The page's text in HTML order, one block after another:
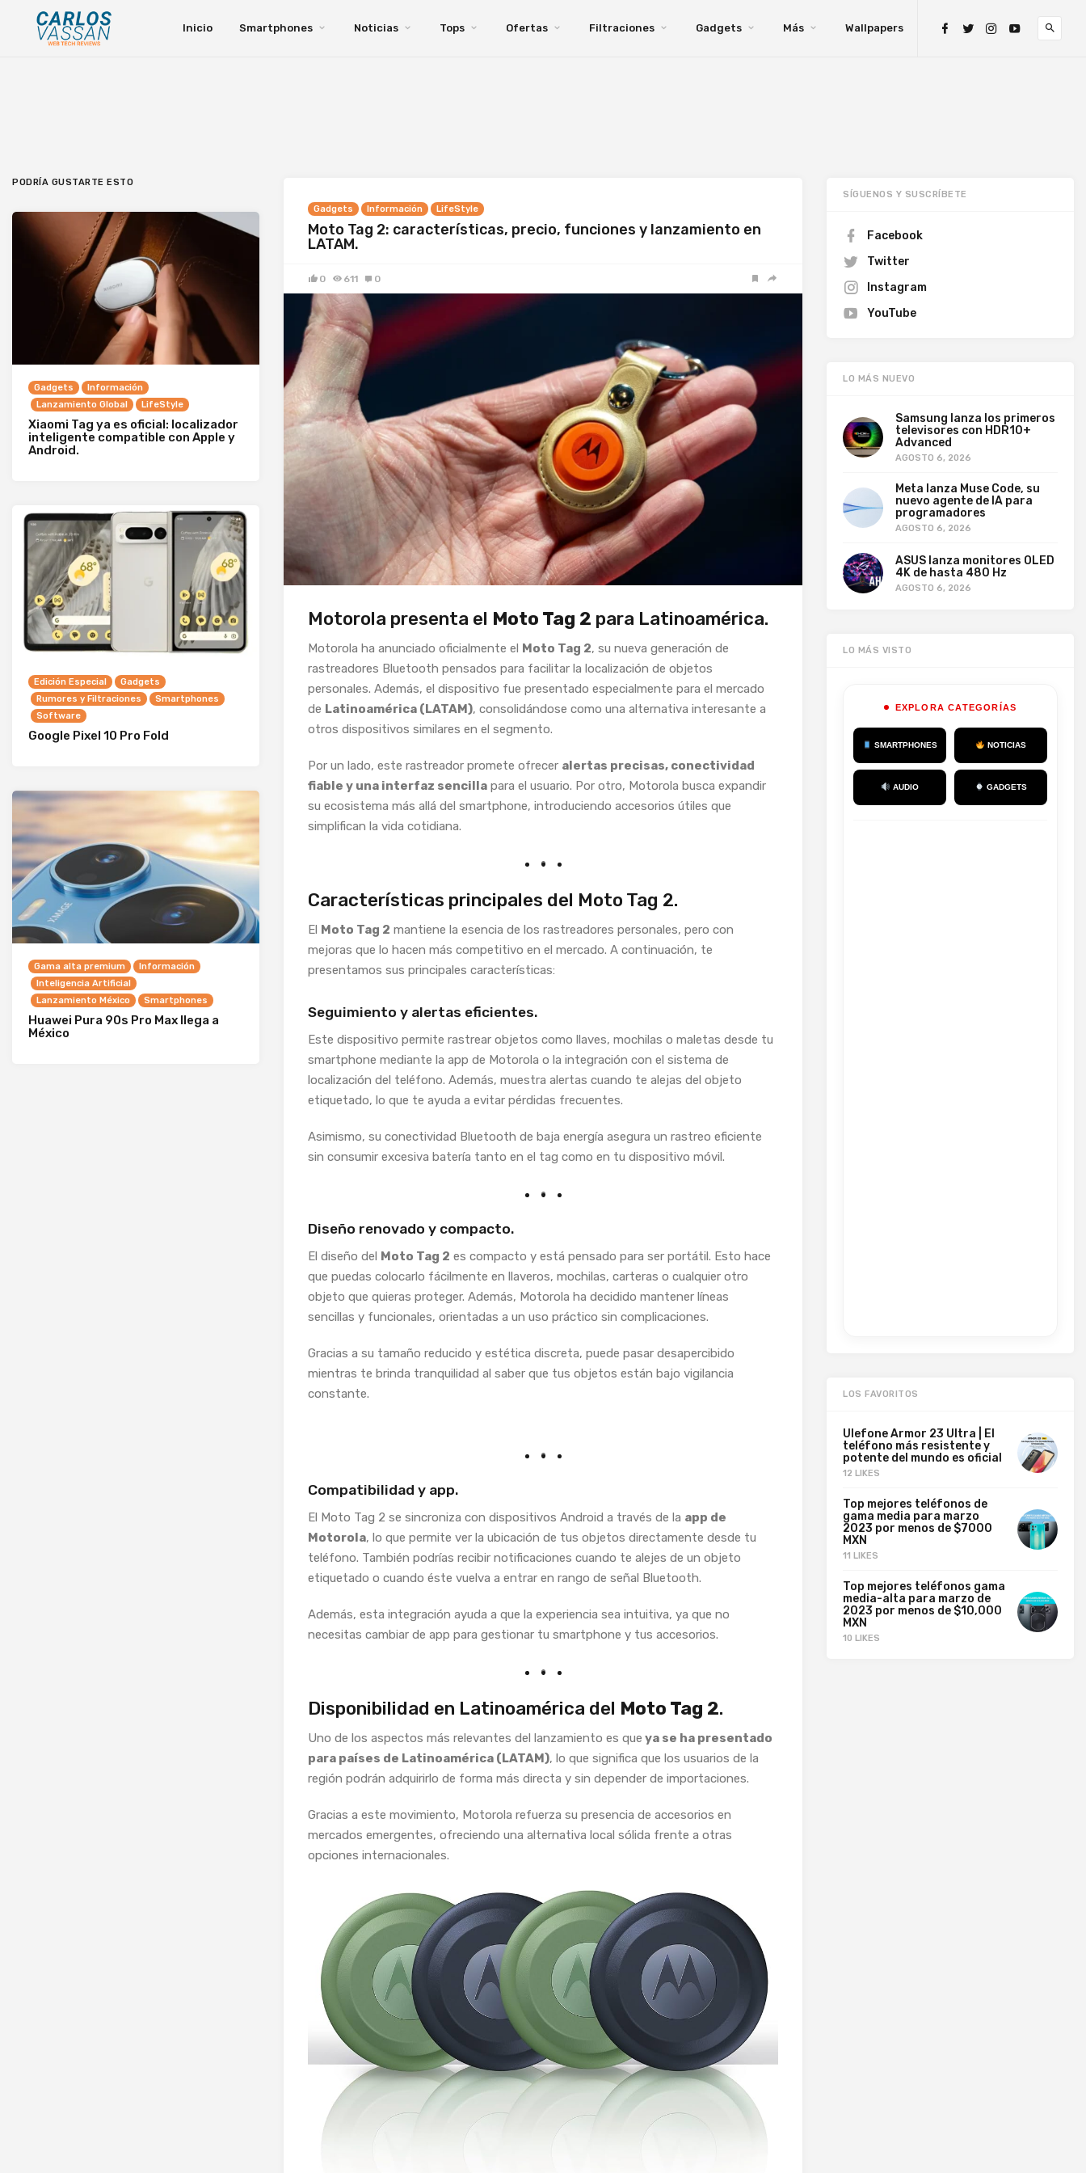
Inicio Smartphones Noticias Tops Ofertas Filtraciones Gadgets Más Wallpapers
Gadgets Información LifeStyle
Moto Tag 2: características, precio, funciones y lanzamiento en
LATAM.
0 611 0
Motorola presenta el Moto Tag 2 para Latinoamérica.
Motorola ha anunciado oficialmente el Moto Tag 2, su nueva generación de
rastreadores Bluetooth pensados para facilitar la localización de objetos
personales. Además, el dispositivo fue presentado especialmente para el mercado
de Latinoamérica (LATAM), consolidándose como una alternativa interesante a
otros dispositivos similares en el segmento.
Por un lado, este rastreador promete ofrecer alertas precisas, conectividad
fiable y una interfaz sencilla para el usuario. Por otro, Motorola busca expandir
su ecosistema más allá del smartphone, introduciendo accesorios útiles que
simplifican la vida cotidiana.
Características principales del Moto Tag 2.
El Moto Tag 2 mantiene la esencia de los rastreadores personales, pero con
mejoras que lo hacen más competitivo en el mercado. A continuación, te
presentamos sus principales características:
Seguimiento y alertas eficientes.
Este dispositivo permite rastrear objetos como llaves, mochilas o maletas desde tu
smartphone mediante la app de Motorola o la integración con el sistema de
localización del teléfono. Además, muestra alertas cuando te alejas del objeto
etiquetado, lo que te ayuda a evitar pérdidas frecuentes.
Asimismo, su conectividad Bluetooth de baja energía asegura un rastreo eficiente
sin consumir excesiva batería tanto en el tag como en tu dispositivo móvil.
Diseño renovado y compacto.
El diseño del Moto Tag 2 es compacto y está pensado para ser portátil. Esto hace
que puedas colocarlo fácilmente en llaveros, mochilas, carteras o cualquier otro
objeto que quieras proteger. Además, Motorola ha decidido mantener líneas
sencillas y funcionales, orientadas a un uso práctico sin complicaciones.
Gracias a su tamaño reducido y estética discreta, puede pasar desapercibido
mientras te brinda tranquilidad al saber que tus objetos están bajo vigilancia
constante.
Compatibilidad y app.
El Moto Tag 2 se sincroniza con dispositivos Android a través de la app de
Motorola, lo que permite ver la ubicación de tus objetos directamente desde tu
teléfono. También podrías recibir notificaciones cuando te alejes de un objeto
etiquetado o cuando éste vuelva a entrar en rango de señal Bluetooth.
Además, esta integración ayuda a que la experiencia sea intuitiva, ya que no
necesitas cambiar de app para gestionar tu smartphone y tus accesorios.
Disponibilidad en Latinoamérica del Moto Tag 2.
Uno de los aspectos más relevantes del lanzamiento es que ya se ha presentado
para países de Latinoamérica (LATAM), lo que significa que los usuarios de la
región podrán adquirirlo de forma más directa y sin depender de importaciones.
Gracias a este movimiento, Motorola refuerza su presencia de accesorios en
mercados emergentes, ofreciendo una alternativa local sólida frente a otras
opciones internacionales.
PODRÍA GUSTARTE ESTO
Gadgets
Información
Lanzamiento Global
LifeStyle
Xiaomi Tag ya es oficial: localizador
inteligente compatible con Apple y
Android.
Edición Especial
Gadgets
Rumores y Filtraciones
Smartphones
Software
Google Pixel 10 Pro Fold
Gama alta premium
Información
Inteligencia Artificial
Lanzamiento México
Smartphones
Huawei Pura 90s Pro Max llega a
México
SÍGUENOS Y SUSCRÍBETE
Facebook
Twitter
Instagram
YouTube
LO MÁS NUEVO
Samsung lanza los primeros
televisores con HDR10+
Advanced
AGOSTO 6, 2026
Meta lanza Muse Code, su
nuevo agente de IA para
programadores
AGOSTO 6, 2026
ASUS lanza monitores OLED
4K de hasta 480 Hz
AGOSTO 6, 2026
LO MÁS VISTO
EXPLORA CATEGORÍAS
SMARTPHONES NOTICIAS
AUDIO GADGETS
LOS FAVORITOS
Ulefone Armor 23 Ultra | El
teléfono más resistente y
potente del mundo es oficial
12 LIKES
Top mejores teléfonos de
gama media para marzo
2023 por menos de $7000
MXN
11 LIKES
Top mejores teléfonos gama
media-alta para marzo de
2023 por menos de $10,000
MXN
10 LIKES